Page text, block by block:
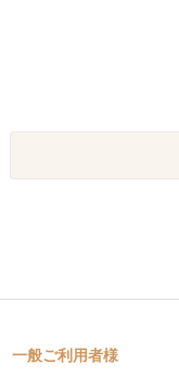
一般ご利用者様